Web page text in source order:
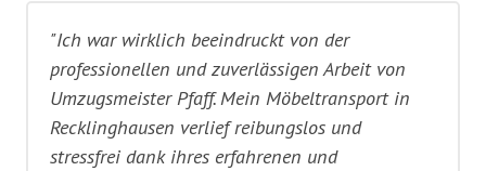
"Ich war wirklich beeindruckt von der
professionellen und zuverlässigen Arbeit von
Umzugsmeister Pfaff. Mein Möbeltransport in
Recklinghausen verlief reibungslos und
stressfrei dank ihres erfahrenen und